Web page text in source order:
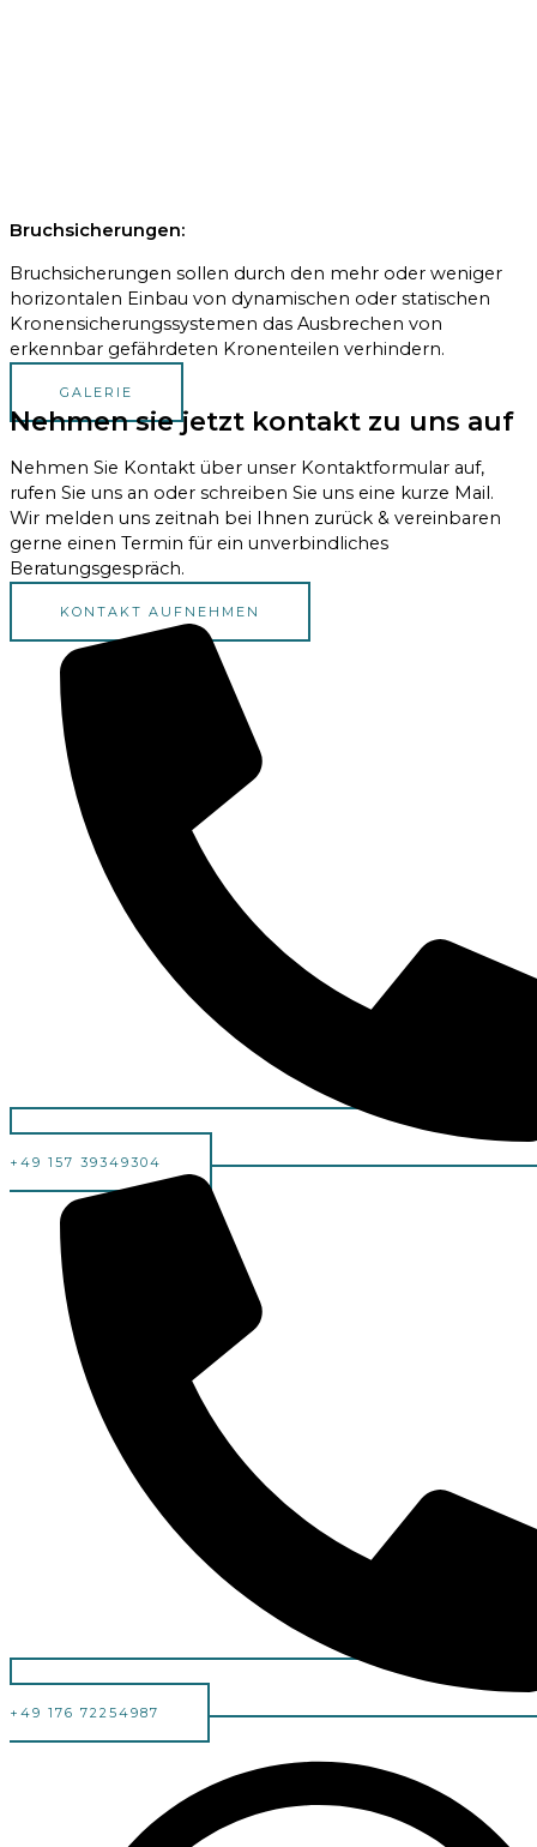
Bruchsicherungen:
Bruchsicherungen sollen durch den mehr oder weniger
horizontalen Einbau von dynamischen oder statischen
Kronensicherungssystemen das Ausbrechen von
erkennbar gefährdeten Kronenteilen verhindern.
GALERIE
Nehmen sie jetzt kontakt zu uns auf
Nehmen Sie Kontakt über unser Kontaktformular auf,
rufen Sie uns an oder schreiben Sie uns eine kurze Mail.
Wir melden uns zeitnah bei Ihnen zurück & vereinbaren
gerne einen Termin für ein unverbindliches
Beratungsgespräch.
KONTAKT AUFNEHMEN
+49 157 39349304
+49 176 72254987